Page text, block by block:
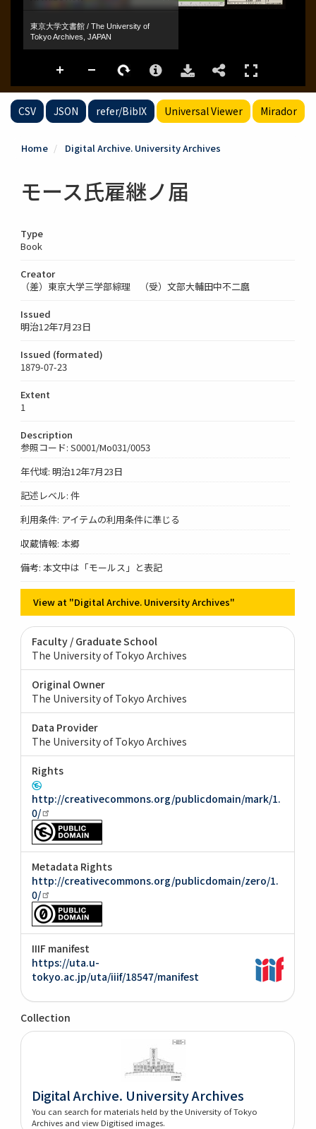
CSV JSON refer/BibIX Universal Viewer Mirador
Home Digital Archive. University Archives
モース氏雇継ノ届
Type
Book
Creator
（差）東京大学三学部綜理 （受）文部大輔田中不二麿
Issued
明治12年7月23日
Issued (formated)
1879-07-23
Extent
1
Description
参照コード: S0001/Mo031/0053
年代域: 明治12年7月23日
記述レベル: 件
利用条件: アイテムの利用条件に準じる
収蔵情報: 本郷
備考: 本文中は「モールス」と表記
View at "Digital Archive. University Archives"
Faculty / Graduate School
The University of Tokyo Archives
Original Owner
The University of Tokyo Archives
Data Provider
The University of Tokyo Archives
Rights
http://creativecommons.org/publicdomain/mark/1.
0/
Metadata Rights
http://creativecommons.org/publicdomain/zero/1.
0/
IIIF manifest
https://uta.u-
tokyo.ac.jp/uta/iiif/18547/manifest
Collection
Digital Archive. University Archives
You can search for materials held by the University of Tokyo
Archives and view Digitised images.